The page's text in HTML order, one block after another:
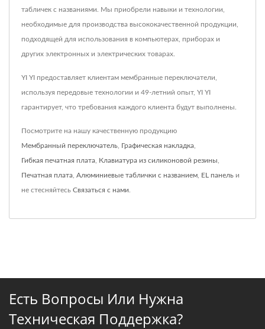
табличек с названиями. Мы приобрели навыки и технологии,
необходимые для производства высококачественной продукции,
подходящей для использования в компьютерах, приборах и
других электронных и электрических товарах.
YI YI предоставляет клиентам мембранные переключатели,
используя передовые технологии и 49-летний опыт, YI YI
гарантирует, что требования каждого клиента будут выполнены.
Посмотрите на нашу качественную продукцию
Мембранный переключатель Графическая накладка
Гибкая печатная плата Клавиатура из силиконовой резины
Печатная плата Алюминиевые таблички с названием EL панель и
не стесняйтесь Связаться с нами
Есть Вопросы Или Нужна
Техническая Поддержка?